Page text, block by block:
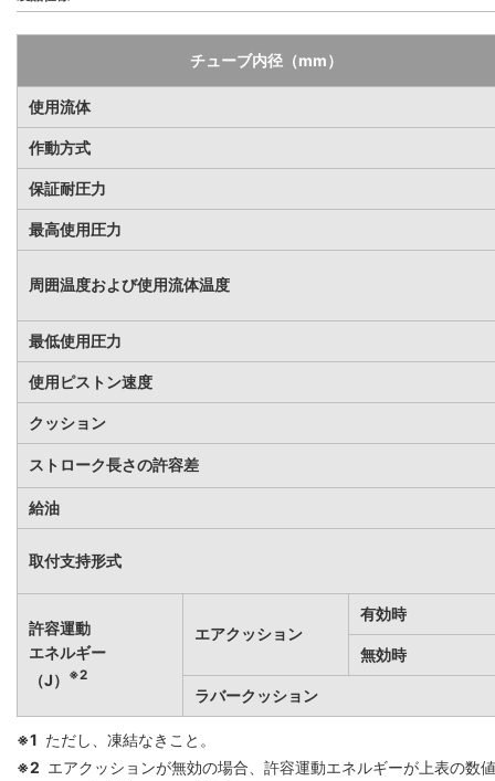
チューブ内径（mm）
使用流体
作動方式
保証耐圧力
最高使用圧力
周囲温度および使用流体温度
最低使用圧力
使用ピストン速度
クッション
ストローク長さの許容差
給油
取付支持形式
許容運動
エネルギー
（J）
※2
エアクッション
有効時
無効時
ラバークッション
※1 ただし、凍結なきこと。
※2 エアクッションが無効の場合、許容運動エネルギーが上表の数